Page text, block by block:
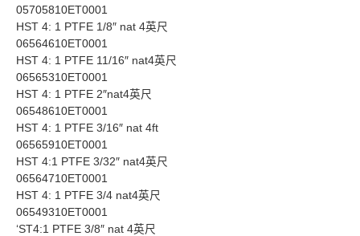
05705810ET0001
HST 4: 1 PTFE 1/8″ nat 4英尺
06564610ET0001
HST 4: 1 PTFE 11/16″ nat4英尺
06565310ET0001
HST 4: 1 PTFE 2″nat4英尺
06548610ET0001
HST 4: 1 PTFE 3/16″ nat 4ft
06565910ET0001
HST 4:1 PTFE 3/32″ nat4英尺
06564710ET0001
HST 4: 1 PTFE 3/4 nat4英尺
06549310ET0001
‘ST4:1 PTFE 3/8″ nat 4英尺